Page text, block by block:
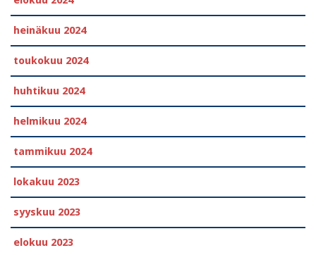
heinäkuu 2024
toukokuu 2024
huhtikuu 2024
helmikuu 2024
tammikuu 2024
lokakuu 2023
syyskuu 2023
elokuu 2023